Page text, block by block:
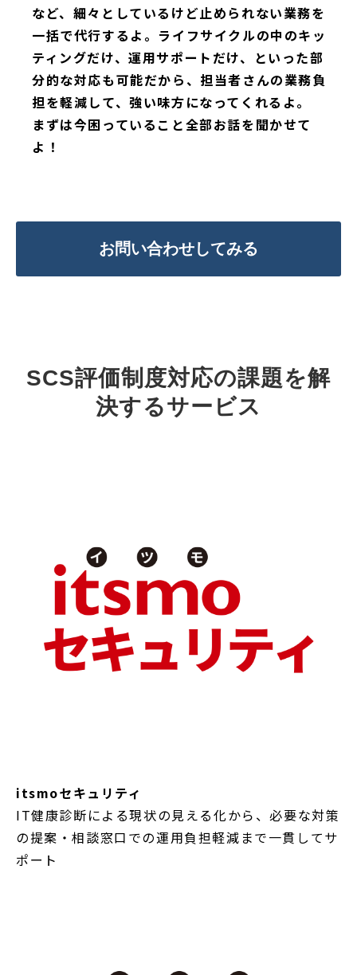
など、細々としているけど止められない業務を
一括で代行するよ。ライフサイクルの中のキッ
ティングだけ、運用サポートだけ、といった部
分的な対応も可能だから、担当者さんの業務負
担を軽減して、強い味方になってくれるよ。
まずは今困っていること全部お話を聞かせて
よ！
お問い合わせしてみる
SCS評価制度対応の課題を解
決するサービス
itsmoセキュリティ
IT健康診断による現状の見える化から、必要な対策
の提案・相談窓口での運用負担軽減まで一貫してサ
ポート